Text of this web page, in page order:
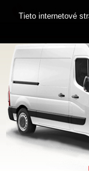
Zákaznícka linka
Tieto internetové